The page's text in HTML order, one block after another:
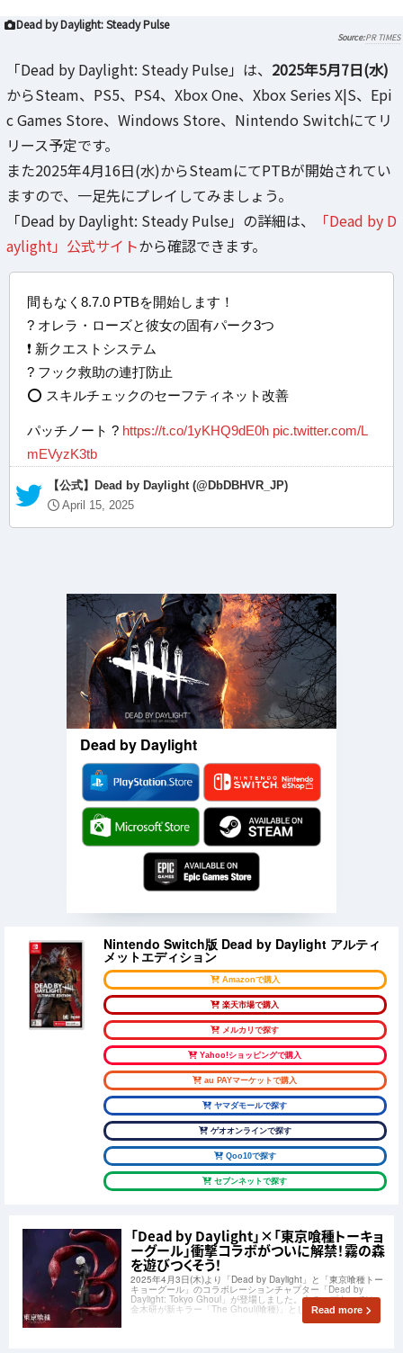
Dead by Daylight: Steady Pulse
PR TIMES
「Dead by Daylight: Steady Pulse」は、 2025年5月7日(水)
からSteam、PS5、PS4、Xbox One、Xbox Series X|S、Epi
c Games Store、Windows Store、Nintendo Switchにてリ
リース予定です。
また2025年4月16日(水)からSteamにてPTBが開始されてい
ますので、一足先にプレイしてみましょう。
「Dead by Daylight: Steady Pulse」の詳細は、
「Dead by D
aylight」公式サイトから確認できます。
間もなく8.7.0 PTBを開始します！
? オレラ・ローズと彼女の固有パーク3つ
❗ 新クエストシステム
? フック救助の連打防止
⭕ スキルチェックのセーフティネット改善
パッチノート ? https://t.co/1yKHQ9dE0h pic.twitter.com/L
mEVyzK3tb
— 【公式】Dead by Daylight (@DbDBHVR_JP)
April 15, 2025
Dead by Daylight
Nintendo Switch版 Dead by Daylight アルティ
メットエディション
Amazonで購入
楽天市場で購入
メルカリで探す
Yahoo!ショッピングで購入
au PAYマーケットで購入
ヤマダモールで探す
ゲオオンラインで探す
Qoo10で探す
セブンネットで探す
「Dead by Daylight」×「東京喰種トーキョ
ーグール」衝撃コラボがついに解禁！霧の森
を遊びつくそう！
2025年4月3日(木)より「Dead by Daylight」と「東京喰種トー
キョーグール」のコラボレーションチャプター「Dead by
Daylight: Tokyo Ghoul」が登場しました。本チャプターでは、
金木研が新キラー「The Ghoul(喰種)」として参戦します。
Read more